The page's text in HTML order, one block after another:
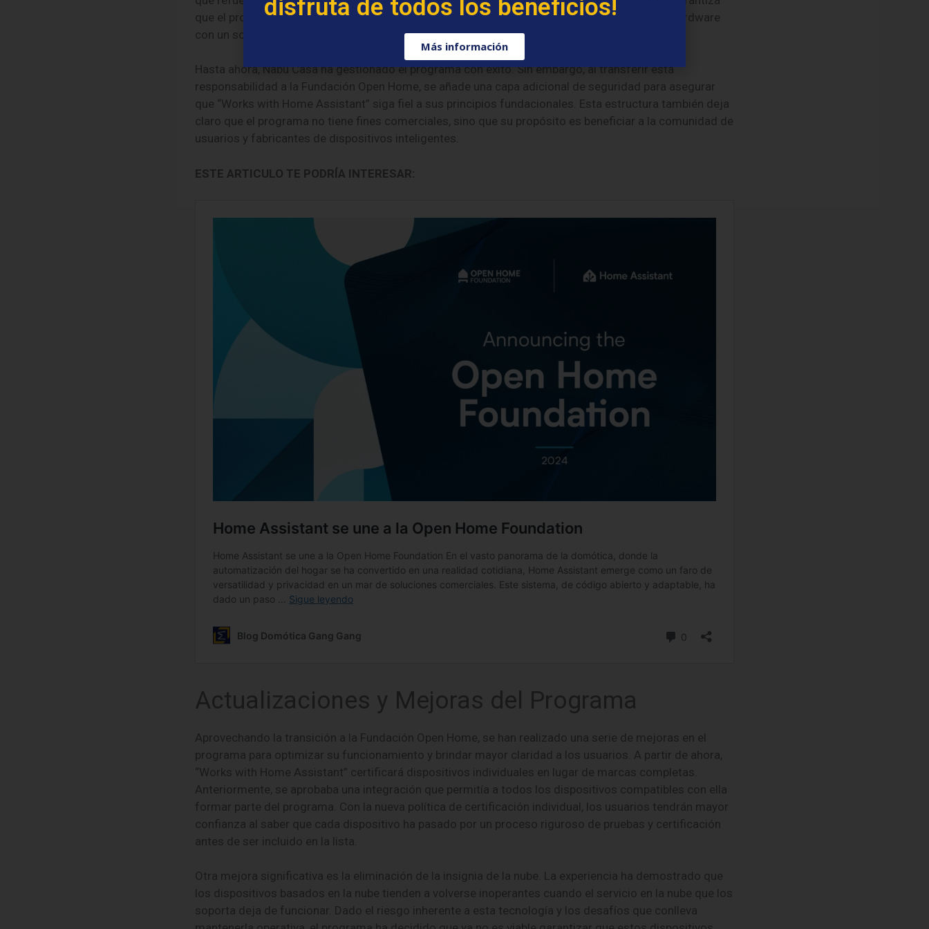
que el programa permanezca centrado en su objetivo principal: fomentar un ecosistema de hardware
con un soporte óptimo para Home Assistant, sin influencias comerciales.
Hasta ahora, Nabu Casa ha gestionado el programa con éxito. Sin embargo, al transferir esta
responsabilidad a la Fundación Open Home, se añade una capa adicional de seguridad para asegurar
que “Works with Home Assistant” siga fiel a sus principios fundacionales. Esta estructura también deja
claro que el programa no tiene fines comerciales, sino que su propósito es beneficiar a la comunidad de
usuarios y fabricantes de dispositivos inteligentes.
ESTE ARTICULO TE PODRÍA INTERESAR:
Actualizaciones y Mejoras del Programa
Aprovechando la transición a la Fundación Open Home, se han realizado una serie de mejoras en el
programa para optimizar su funcionamiento y brindar mayor claridad a los usuarios. A partir de ahora,
“Works with Home Assistant” certificará dispositivos individuales en lugar de marcas completas.
Anteriormente, se aprobaba una integración que permitía a todos los dispositivos compatibles con ella
formar parte del programa. Con la nueva política de certificación individual, los usuarios tendrán mayor
confianza al saber que cada dispositivo ha pasado por un proceso riguroso de pruebas y certificación
antes de ser incluido en la lista.
Otra mejora significativa es la eliminación de la insignia de la nube. La experiencia ha demostrado que
los dispositivos basados en la nube tienden a volverse inoperantes cuando el servicio en la nube que los
soporta deja de funcionar. Dado el riesgo inherente a esta tecnología y los desafíos que conlleva
disfruta de todos los beneficios!
Más información